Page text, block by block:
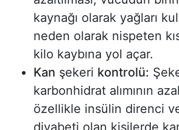
kaynağı olarak yağları
neden olarak nispeten
kilo kaybına yol açar.
Kan şekeri kontrolü:
karbonhidrat alımının
özellikle insülin direnci
diyabeti olan kişilerde